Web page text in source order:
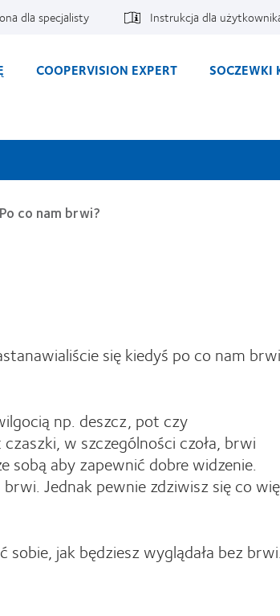
dla specjalisty Instrukcja dla
COOPERVISION EXPERT SOCZEWKI
Po co nam brwi?
się kiedyś po co nam
np. deszcz, pot czy
w szczególności czoła, brwi
sobą aby zapewnić dobre widzenie.
Jednak pewnie zdziwisz się co
jak będziesz wyglądała bez brwi.